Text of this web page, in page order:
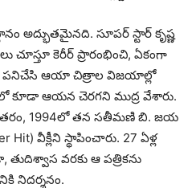
అద్భుతమైనది. సూపర్ స్టార్ కృష్ణ
కెరీర్ ప్రారంభించి, ఏకంగా
పనిచేసి ఆయా చిత్రాల విజయాల్లో
కూడా ఆయన చెరగని ముద్ర వేశారు.
1994లో తన సతీమణి బి. జయ
వీక్లీని స్థాపించారు. 27 ఏళ్ల
వరకు ఆ పత్రికను
నిదర్శనం.